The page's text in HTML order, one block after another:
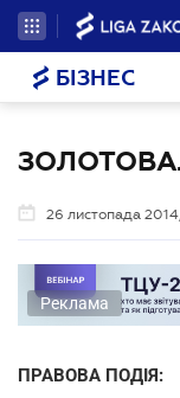
БІЗНЕС
26 листопада
Реклама
ПРАВОВА ПОДІЯ: